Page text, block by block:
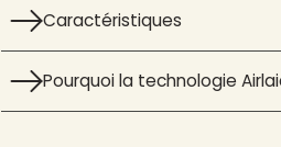
Caractéristiques
Pourquoi la technologie